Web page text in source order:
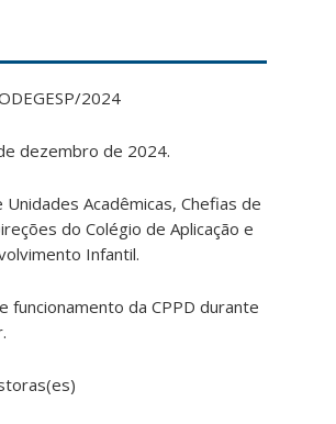
2024
dezembro de 2024.
Acadêmicas, Chefias de
do Colégio de Aplicação e
Infantil.
funcionamento da CPPD durante